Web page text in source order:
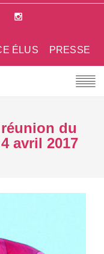
PRESSE
ÉLUS
du
avril 2017